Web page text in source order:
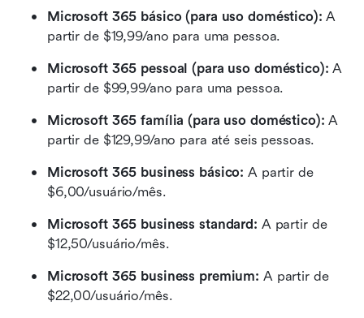
Microsoft 365 básico (para uso doméstico): A
partir de $19,99/ano para uma pessoa.
Microsoft 365 pessoal (para uso doméstico): A
partir de $99,99/ano para uma pessoa.
Microsoft 365 família (para uso doméstico): A
partir de $129,99/ano para até seis pessoas.
Microsoft 365 business básico: A partir de
$6,00/usuário/mês.
Microsoft 365 business standard: A partir de
$12,50/usuário/mês.
Microsoft 365 business premium: A partir de
$22,00/usuário/mês.